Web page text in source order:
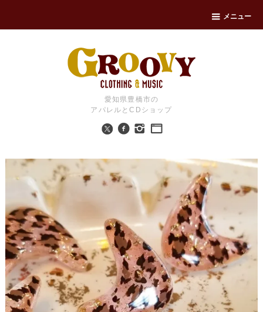
メニュー
愛知県豊橋市の
アパレルとCDショップ